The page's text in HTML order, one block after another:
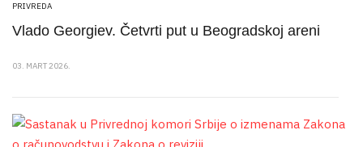
PRIVREDA
Vlado Georgiev. Četvrti put u Beogradskoj areni
03. MART 2026.